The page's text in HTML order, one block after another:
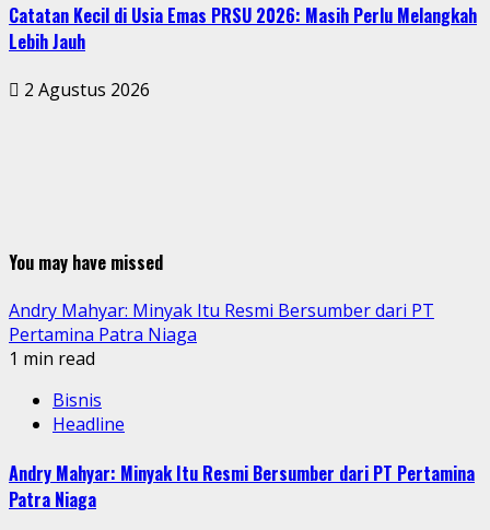
Catatan Kecil di Usia Emas PRSU 2026: Masih Perlu Melangkah
Lebih Jauh
2 Agustus 2026
You may have missed
Andry Mahyar: Minyak Itu Resmi Bersumber dari PT
Pertamina Patra Niaga
1 min read
Bisnis
Headline
Andry Mahyar: Minyak Itu Resmi Bersumber dari PT Pertamina
Patra Niaga